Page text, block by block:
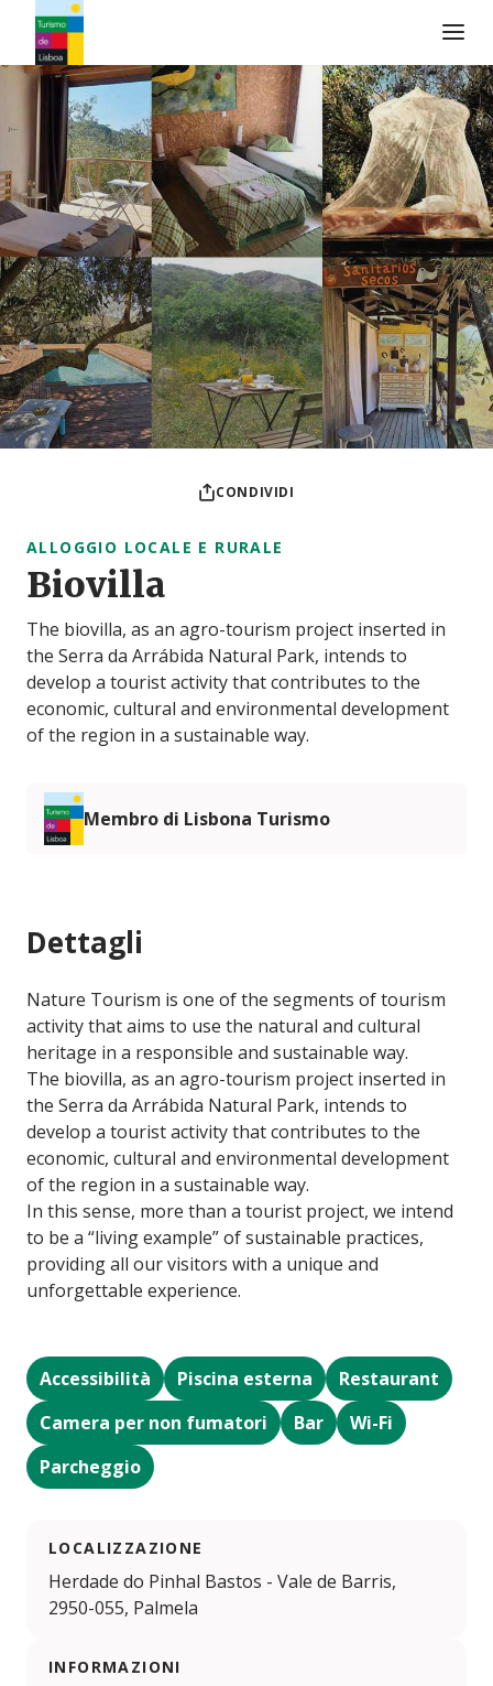
Logo di Turismo de Lisboa
CONDIVIDI
ALLOGGIO LOCALE E RURALE
Biovilla
The biovilla, as an agro-tourism project inserted in
the Serra da Arrábida Natural Park, intends to
develop a tourist activity that contributes to the
economic, cultural and environmental development
of the region in a sustainable way.
Membro di Lisbona Turismo
Dettagli
Nature Tourism is one of the segments of tourism
activity that aims to use the natural and cultural
heritage in a responsible and sustainable way.
The biovilla, as an agro-tourism project inserted in
the Serra da Arrábida Natural Park, intends to
develop a tourist activity that contributes to the
economic, cultural and environmental development
of the region in a sustainable way.
In this sense, more than a tourist project, we intend
to be a “living example” of sustainable practices,
providing all our visitors with a unique and
unforgettable experience.
Accessibilità Piscina esterna
Restaurant
Camera per non fumatori
Bar
Wi-Fi
Parcheggio
LOCALIZZAZIONE
Herdade do Pinhal Bastos - Vale de Barris,
2950-055, Palmela
INFORMAZIONI